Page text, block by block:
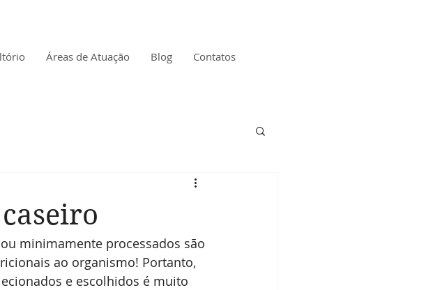
Áreas de Atuação Blog Contatos
minimamente processados são
ao organismo! Portanto,
e escolhidos é muito